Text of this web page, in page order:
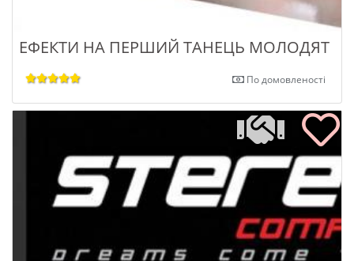
ЕФЕКТИ НА ПЕРШИЙ ТАНЕЦЬ МОЛОДЯТ
По домовленості